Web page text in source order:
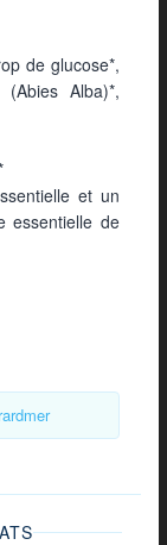
de glucose*,
Alba)*,
et un
essentielle de